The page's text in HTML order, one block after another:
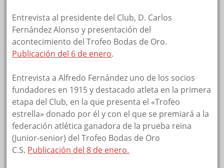
Entrevista al presidente del Club, D. Carlos
Fernández Alonso y presentación del
acontecimiento del Trofeo Bodas de Oro.
Publicación del 6 de enero.
Entrevista a Alfredo Fernández uno de los socios
fundadores en 1915 y destacado atleta en la primera
etapa del Club, en la que presenta el «Trofeo
estrella» donado por él y con el que se premiará a la
federación atlética ganadora de la prueba reina
(Junior-senior) del Trofeo Bodas de Oro
C.S. Publicación del 8 de enero.